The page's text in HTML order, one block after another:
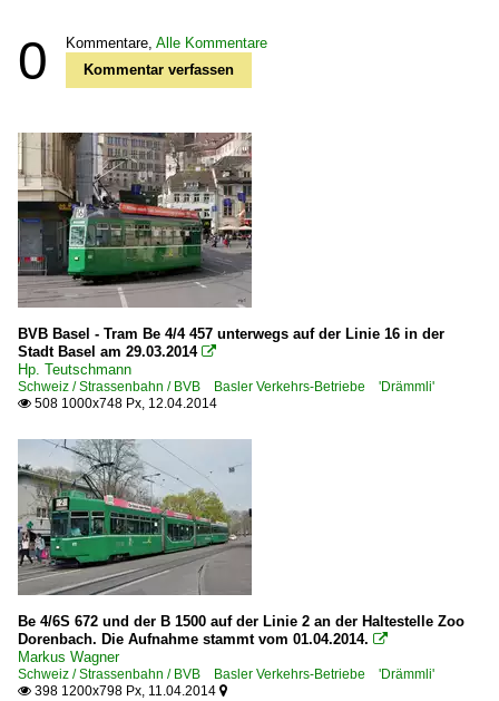
0 Kommentare, Alle Kommentare
Kommentar verfassen
BVB Basel - Tram Be 4/4 457 unterwegs auf der Linie 16 in der
Stadt Basel am 29.03.2014 
Hp. Teutschmann
Schweiz / Strassenbahn / BVB Basler Verkehrs-Betriebe 'Drämmli'
 508 1000x748 Px, 12.04.2014
Be 4/6S 672 und der B 1500 auf der Linie 2 an der Haltestelle Zoo
Dorenbach. Die Aufnahme stammt vom 01.04.2014. 
Markus Wagner
Schweiz / Strassenbahn / BVB Basler Verkehrs-Betriebe 'Drämmli'
 398 1200x798 Px, 11.04.2014 